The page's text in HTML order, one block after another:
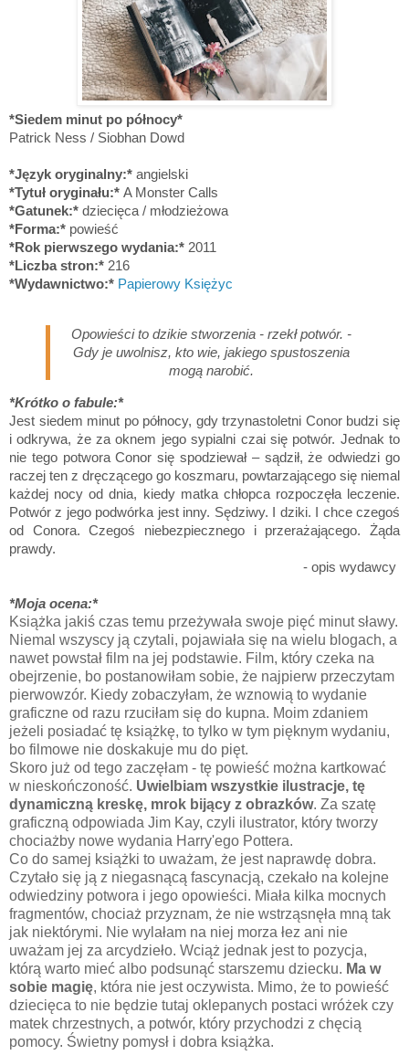
*Siedem minut po północy*
Patrick Ness / Siobhan Dowd
*Język oryginalny:* angielski
*Tytuł oryginału:* A Monster Calls
*Gatunek:* dziecięca / młodzieżowa
*Forma:* powieść
*Rok pierwszego wydania:* 2011
*Liczba stron:* 216
*Wydawnictwo:* Papierowy Księżyc
Opowieści to dzikie stworzenia - rzekł potwór. -
Gdy je uwolnisz, kto wie, jakiego spustoszenia
mogą narobić.
*Krótko o fabule:*
Jest siedem minut po północy, gdy trzynastoletni Conor budzi się
i odkrywa, że za oknem jego sypialni czai się potwór. Jednak to
nie tego potwora Conor się spodziewał – sądził, że odwiedzi go
raczej ten z dręczącego go koszmaru, powtarzającego się niemal
każdej nocy od dnia, kiedy matka chłopca rozpoczęła leczenie.
Potwór z jego podwórka jest inny. Sędziwy. I dziki. I chce czegoś
od Conora. Czegoś niebezpiecznego i przerażającego. Żąda
prawdy.
- opis wydawcy
*Moja ocena:*
Książka jakiś czas temu przeżywała swoje pięć minut sławy.
Niemal wszyscy ją czytali, pojawiała się na wielu blogach, a
nawet powstał film na jej podstawie. Film, który czeka na
obejrzenie, bo postanowiłam sobie, że najpierw przeczytam
pierwowzór. Kiedy zobaczyłam, że wznowią to wydanie
graficzne od razu rzuciłam się do kupna. Moim zdaniem
jeżeli posiadać tę książkę, to tylko w tym pięknym wydaniu,
bo filmowe nie doskakuje mu do pięt.
Skoro już od tego zaczęłam - tę powieść można kartkować
w nieskończoność. Uwielbiam wszystkie ilustracje, tę
dynamiczną kreskę, mrok bijący z obrazków. Za szatę
graficzną odpowiada Jim Kay, czyli ilustrator, który tworzy
chociażby nowe wydania Harry'ego Pottera.
Co do samej książki to uważam, że jest naprawdę dobra.
Czytało się ją z niegasnącą fascynacją, czekało na kolejne
odwiedziny potwora i jego opowieści. Miała kilka mocnych
fragmentów, chociaż przyznam, że nie wstrząsnęła mną tak
jak niektórymi. Nie wylałam na niej morza łez ani nie
uważam jej za arcydzieło. Wciąż jednak jest to pozycja,
którą warto mieć albo podsunąć starszemu dziecku. Ma w
sobie magię, która nie jest oczywista. Mimo, że to powieść
dziecięca to nie będzie tutaj oklepanych postaci wróżek czy
matek chrzestnych, a potwór, który przychodzi z chęcią
pomocy. Świetny pomysł i dobra książka.